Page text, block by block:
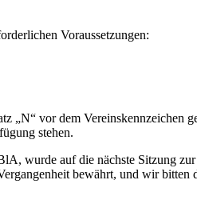
Voraussetzungen:
„N“ vor dem Vereinskennzeichen
stehen.
wurde auf die nächste Sitzung
bewährt, und wir